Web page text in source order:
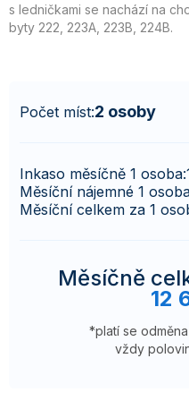
s ledničkami se nachází na
byty 222, 223A, 223B, 224B.
Počet míst:2 osoby
Inkaso měsíčně 1 osoba:
Měsíční nájemné 1
Měsíční celkem za 1
Měsíčně
12
*platí se
vždy